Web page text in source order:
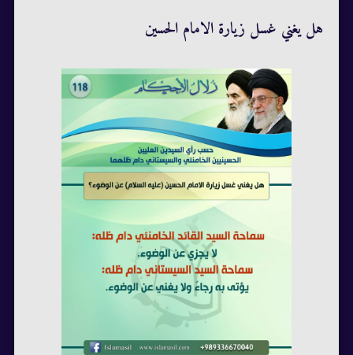
هل يغني غسل زيارة الامام الحسين